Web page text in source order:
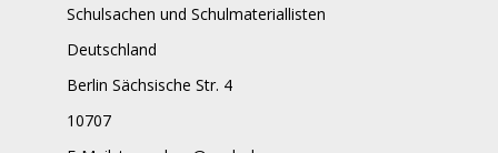
Schulsachen und Schulmateriallisten
Deutschland
Berlin Sächsische Str. 4
10707